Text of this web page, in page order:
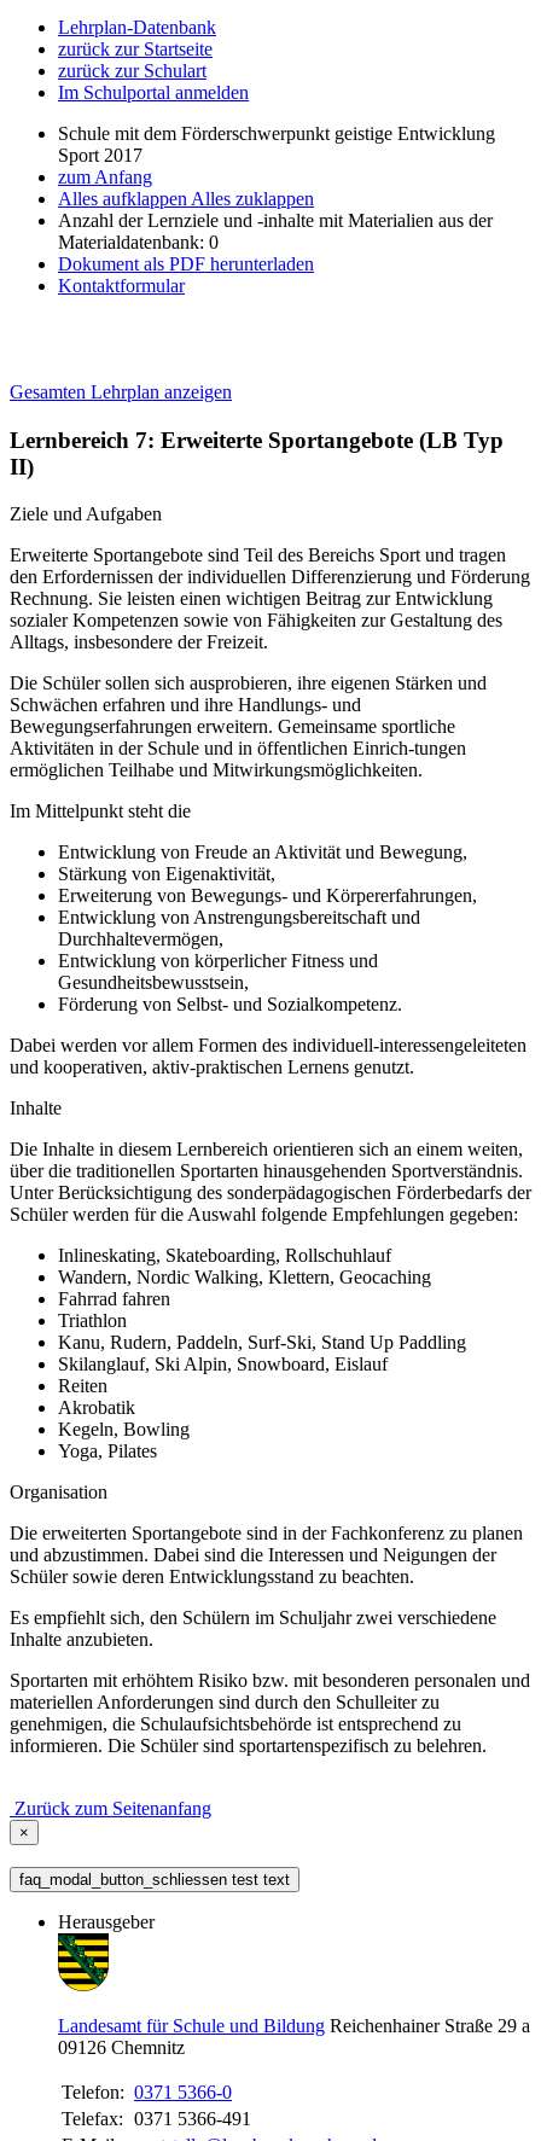
Lehrplan-Datenbank
zurück zur Startseite
zurück zur Schulart
Im Schulportal anmelden
Schule mit dem Förderschwerpunkt geistige Entwicklung
Sport 2017
zum Anfang
Alles aufklappen Alles zuklappen
Anzahl der Lernziele und -inhalte mit Materialien aus der
Materialdatenbank: 0
Dokument als PDF herunterladen
Kontaktformular
Gesamten Lehrplan anzeigen
Lernbereich 7: Erweiterte Sportangebote (LB Typ
II)
Ziele und Aufgaben
Erweiterte Sportangebote sind Teil des Bereichs Sport und tragen
den Erfordernissen der individuellen Differenzierung und Förderung
Rechnung. Sie leisten einen wichtigen Beitrag zur Entwicklung
sozialer Kompetenzen sowie von Fähigkeiten zur Gestaltung des
Alltags, insbesondere der Freizeit.
Die Schüler sollen sich ausprobieren, ihre eigenen Stärken und
Schwächen erfahren und ihre Handlungs- und
Bewegungserfahrungen erweitern. Gemeinsame sportliche
Aktivitäten in der Schule und in öffentlichen Einrich-tungen
ermöglichen Teilhabe und Mitwirkungsmöglichkeiten.
Im Mittelpunkt steht die
Entwicklung von Freude an Aktivität und Bewegung,
Stärkung von Eigenaktivität,
Erweiterung von Bewegungs- und Körpererfahrungen,
Entwicklung von Anstrengungsbereitschaft und
Durchhaltevermögen,
Entwicklung von körperlicher Fitness und
Gesundheitsbewusstsein,
Förderung von Selbst- und Sozialkompetenz.
Dabei werden vor allem Formen des individuell-interessengeleiteten
und kooperativen, aktiv-praktischen Lernens genutzt.
Inhalte
Die Inhalte in diesem Lernbereich orientieren sich an einem weiten,
über die traditionellen Sportarten hinausgehenden Sportverständnis.
Unter Berücksichtigung des sonderpädagogischen Förderbedarfs der
Schüler werden für die Auswahl folgende Empfehlungen gegeben:
Inlineskating, Skateboarding, Rollschuhlauf
Wandern, Nordic Walking, Klettern, Geocaching
Fahrrad fahren
Triathlon
Kanu, Rudern, Paddeln, Surf-Ski, Stand Up Paddling
Skilanglauf, Ski Alpin, Snowboard, Eislauf
Reiten
Akrobatik
Kegeln, Bowling
Yoga, Pilates
Organisation
Die erweiterten Sportangebote sind in der Fachkonferenz zu planen
und abzustimmen. Dabei sind die Interessen und Neigungen der
Schüler sowie deren Entwicklungsstand zu beachten.
Es empfiehlt sich, den Schülern im Schuljahr zwei verschiedene
Inhalte anzubieten.
Sportarten mit erhöhtem Risiko bzw. mit besonderen personalen und
materiellen Anforderungen sind durch den Schulleiter zu
genehmigen, die Schulaufsichtsbehörde ist entsprechend zu
informieren. Die Schüler sind sportartenspezifisch zu belehren.
Zurück zum Seitenanfang
×
faq_modal_button_schliessen test text
Herausgeber
Landesamt für Schule und Bildung Reichenhainer Straße 29 a
09126 Chemnitz
Telefon: 0371 5366-0
Telefax: 0371 5366-491